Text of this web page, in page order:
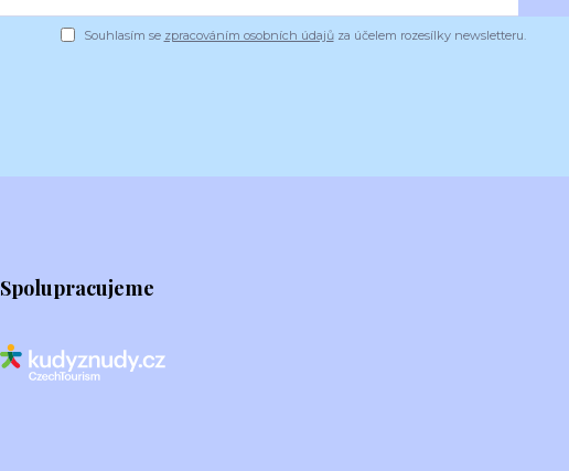
Souhlasím se zpracováním osobních údajůza účelem rozesílky newsletteru.
Spolupracujeme